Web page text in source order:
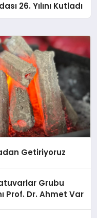
26. Yılını Kutladı
Getiriyoruz
Grubu
Prof. Dr. Ahmet Var